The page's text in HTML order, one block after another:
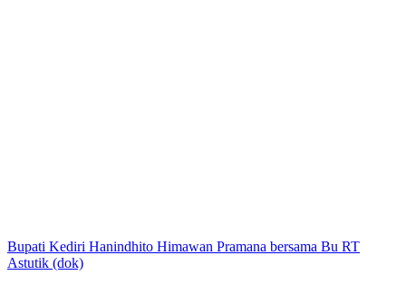
Bupati Kediri Hanindhito Himawan Pramana bersama Bu RT
Astutik (dok)